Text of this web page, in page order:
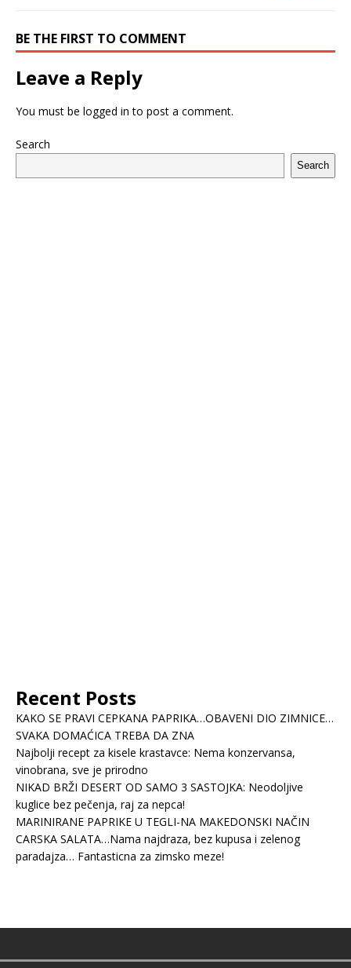
BE THE FIRST TO COMMENT
Leave a Reply
You must be logged in to post a comment.
Search
Search
Recent Posts
KAKO SE PRAVI CEPKANA PAPRIKA…OBAVENI DIO ZIMNICE…
SVAKA DOMAĆICA TREBA DA ZNA
Najbolji recept za kisele krastavce: Nema konzervansa,
vinobrana, sve je prirodno
NIKAD BRŽI DESERT OD SAMO 3 SASTOJKA: Neodoljive
kuglice bez pečenja, raj za nepca!
MARINIRANE PAPRIKE U TEGLI-NA MAKEDONSKI NAČIN
CARSKA SALATA…Nama najdraza, bez kupusa i zelenog
paradajza… Fantasticna za zimsko meze!